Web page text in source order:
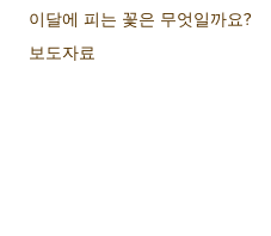
이달에 피는 꽃은 무엇일까요?
보도자료